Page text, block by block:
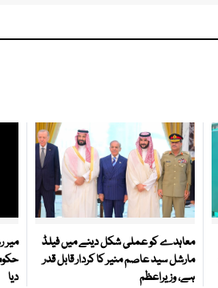
معاہدے کو عملی شکل دینے میں فیلڈ
مارشل سید عاصم منیر کا کردار قابل قدر
ہے، وزیراعظم
میر
دیا